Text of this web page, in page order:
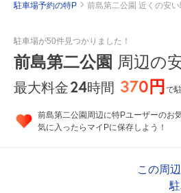
駐車場予約の特P 前島第二公園 近くの安
駐車場が50件見つかりました！
前島第二公園 周辺の
最大料金24時間 370円で
前島第二公園周辺に特Pユーザーのお
気に入ったらマイPに保存しよう！
この周